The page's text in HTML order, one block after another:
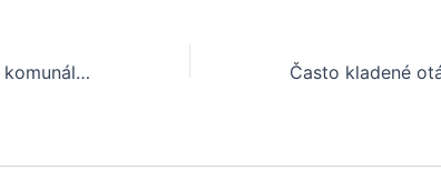
Často kladené otázky o komunálnych voľbách v obci Bučany